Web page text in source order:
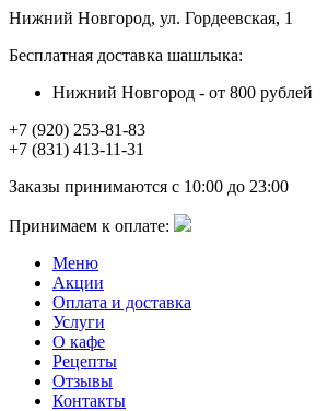
Нижний Новгород, ул. Гордеевская, 1
Бесплатная доставка шашлыка:
Нижний Новгород - от 800 рублей
+7 (920) 253-81-83
+7 (831) 413-11-31
Заказы принимаются с 10:00 до 23:00
Принимаем к оплате:
Меню
Акции
Оплата и доставка
Услуги
О кафе
Рецепты
Отзывы
Контакты